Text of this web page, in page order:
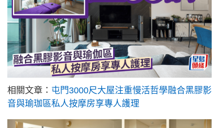
相關文章： 屯門3000尺大屋注重慢活哲學融合黑膠影
音與瑜珈區私人按摩房享專人護理